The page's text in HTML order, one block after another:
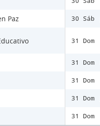
Paz 30 Sáb
31 Dom
31 Dom
31 Dom
31 Dom
31 Dom